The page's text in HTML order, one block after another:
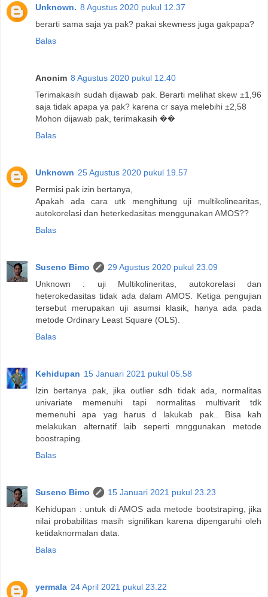
Unknown. 8 Agustus 2020 pukul 12.37
berarti sama saja ya pak? pakai skewness juga gakpapa?
Balas
Anonim 8 Agustus 2020 pukul 12.40
Terimakasih sudah dijawab pak. Berarti melihat skew ±1,96
saja tidak apapa ya pak? karena cr saya melebihi ±2,58
Mohon dijawab pak, terimakasih ��
Balas
Unknown 25 Agustus 2020 pukul 19.57
Permisi pak izin bertanya,
Apakah ada cara utk menghitung uji multikolinearitas,
autokorelasi dan heterkedasitas menggunakan AMOS??
Balas
Suseno Bimo
29 Agustus 2020 pukul 23.09
Unknown : uji Multikolineritas, autokorelasi dan
heterokedasitas tidak ada dalam AMOS. Ketiga pengujian
tersebut merupakan uji asumsi klasik, hanya ada pada
metode Ordinary Least Square (OLS).
Balas
Kehidupan 15 Januari 2021 pukul 05.58
Izin bertanya pak, jika outlier sdh tidak ada, normalitas
univariate memenuhi tapi normalitas multivarit tdk
memenuhi apa yag harus d lakukab pak.. Bisa kah
melakukan alternatif laib seperti mnggunakan metode
boostraping.
Balas
Suseno Bimo
15 Januari 2021 pukul 23.23
Kehidupan : untuk di AMOS ada metode bootstraping, jika
nilai probabilitas masih signifikan karena dipengaruhi oleh
ketidaknormalan data.
Balas
yermala 24 April 2021 pukul 23.22